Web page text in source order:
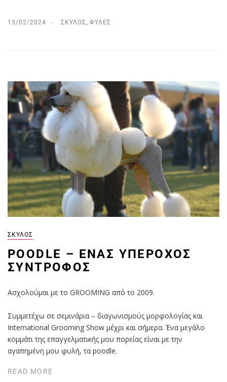
13/02/2024 ΣΚΎΛΟΣ, ΦΥΛΈΣ
ΣΚΎΛΟΣ
POODLE – ΈΝΑΣ ΥΠΈΡΟΧΟΣ
ΣΎΝΤΡΟΦΟΣ
Ασχολούμαι με το GROOMING από το 2009.
Συμμετέχω σε σεμινάρια – διαγωνισμούς μορφολογίας και
International Grooming Show μέχρι και σήμερα. Ένα μεγάλο
κομμάτι της επαγγελματικής μου πορείας είναι με την
αγαπημένη μου φυλή, τα poodle.
READ MORE